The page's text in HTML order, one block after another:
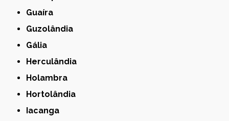
Guaíra
Guzolândia
Gália
Herculândia
Holambra
Hortolândia
Iacanga